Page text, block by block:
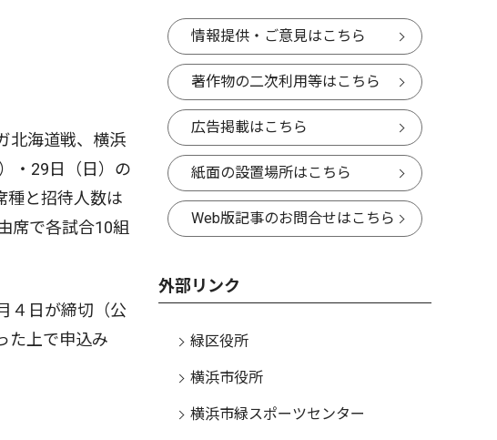
北海道戦、横浜
・29日（日）の
種と招待人数は
席で各試合10組
４日が締切（公
た上で申込み
情報提供・ご意見はこちら
著作物の二次利用等はこちら
広告掲載はこちら
紙面の設置場所はこちら
Web版記事のお問合せはこちら
外部リンク
緑区役所
横浜市役所
横浜市緑スポーツセンター